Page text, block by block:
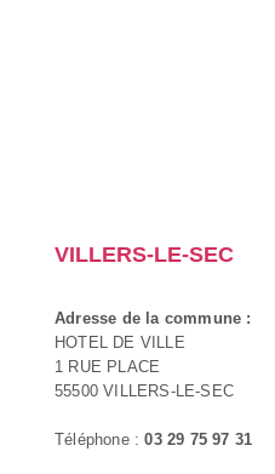
VILLERS-LE-SEC
Adresse de la commune :
HOTEL DE VILLE
1 RUE PLACE
55500 VILLERS-LE-SEC
Téléphone :03 29 75 97 31